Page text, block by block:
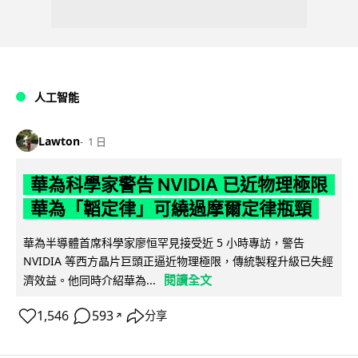
人工智能
Lawton 1 日
華為科學家警告 NVIDIA 已近物理極限
華為「韜定律」可繞過摩爾定律瓶頸
華為半導體首席科學家廖恒罕見接受近 5 小時專訪，警告
NVIDIA 等西方晶片巨頭正逼近物理極限，傳統製程升級已失經
濟效益。他同時介紹華為...
閱讀全文
1,546 593 ↗ 分享